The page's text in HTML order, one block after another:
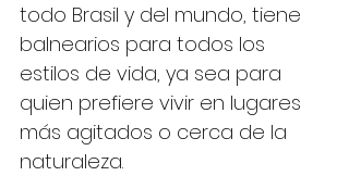
todo Brasil y del mundo, tiene
balnearios para todos los
estilos de vida, ya sea para
quien prefiere vivir en lugares
más agitados o cerca de la
naturaleza.